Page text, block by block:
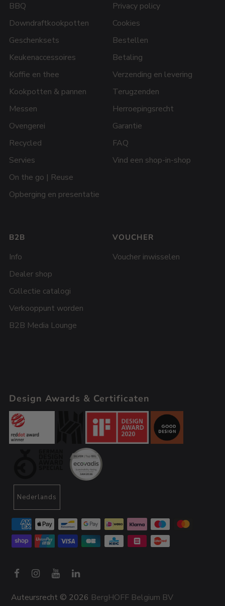
BBQ
Downdraftkookpotten
Geschenksets
Keukenaccessoires
Koffie en thee
Kookpotten & pannen
Messen
Ovengerei
Recycled
Servies
On the go | Reuse
Opberging en presentatie
Privacy policy
Cookies
Bestellen
Betaling
Verzending en levering
Terugzenden
Herroepingsrecht
Garantie
FAQ
Vind een shop-in-shop
B2B
Info
Dealer shop
Collectie catalogi
Verkooppunt worden
B2B Media Lounge
VOUCHER
Voucher inwisselen
Auteursrecht © 2026 BergHOFF Belgium BV
Design Awards & Certificaten
Nederlands